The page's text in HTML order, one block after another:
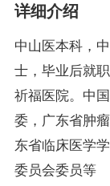
详细介绍
中山医本科，
士，毕业后就
祈福医院。中
委，广东省肿
东省临床医学
委员会委员等